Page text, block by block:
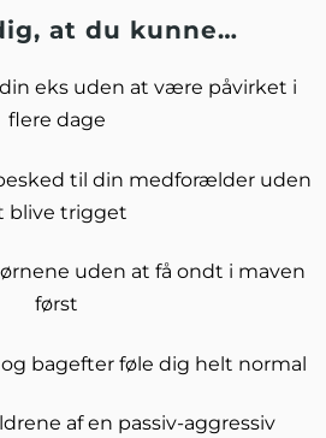
at du kunne…
eks uden at være påvirket i
flere dage
til din medforælder uden
blive trigget
uden at få ondt i maven
først
bagefter føle dig helt normal
af en passiv-aggressiv